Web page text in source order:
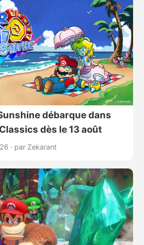
débarque dans
dès le 13 août
· par Zekarant